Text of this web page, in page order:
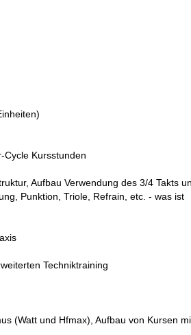
Cycle Kursstunden
Aufbau Verwendung des 3/4 Takts
Punktion, Triole, Refrain, etc. - was ist
Techniktraining
(Watt und Hfmax), Aufbau von Kursen